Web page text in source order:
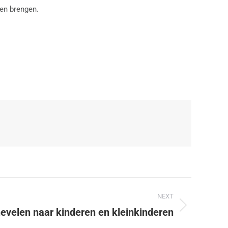
brengen.
NEXT
naar kinderen en kleinkinderen